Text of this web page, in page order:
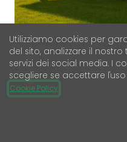
IMPIANTO
BATTERIA 10KW
FORMULA CHIAVI IN
Iva
Utilizziamo cookies per
del sito, analizzare il
servizi dei social media. I
scegliere se accettare
Cookie Policy